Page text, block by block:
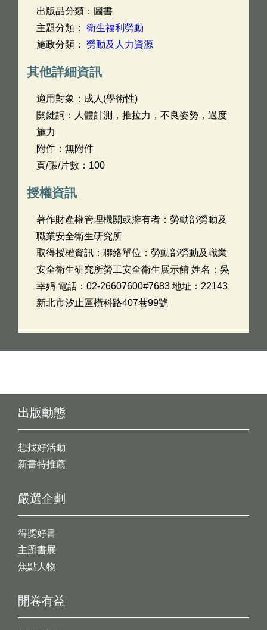
出版品分類：圖書
主題分類： 衛生福利勞動
施政分類： 勞動及人力資源
其他詳細資訊
適用對象：成人(學術性)
關鍵詞：人體計測，推拉力，不良姿勢，過度
施力
附件：無附件
頁/張/片數：100
授權資訊
著作財產權管理機關或擁有者：勞動部勞動及
職業安全衛生研究所
取得授權資訊：聯絡單位：勞動部勞動及職業
安全衛生研究所勞工安全衛生展示館 姓名：吳
幸娟 電話：02-26607600#7683 地址：22143
新北市汐止區橫科路407巷99號
出版動態
想找好活動
新書特推薦
開卷有益
嚴選企劃
得獎好書
主題書展
焦點人物